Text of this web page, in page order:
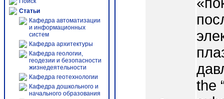
Статьи
Кафедра автоматизации
и информационных
систем
Кафедра архитектуры
Кафедра геологии,
геодезии и безопасности
жизнедеятельности
Кафедра геотехнологии
Кафедра дошкольного и
начального образования
the